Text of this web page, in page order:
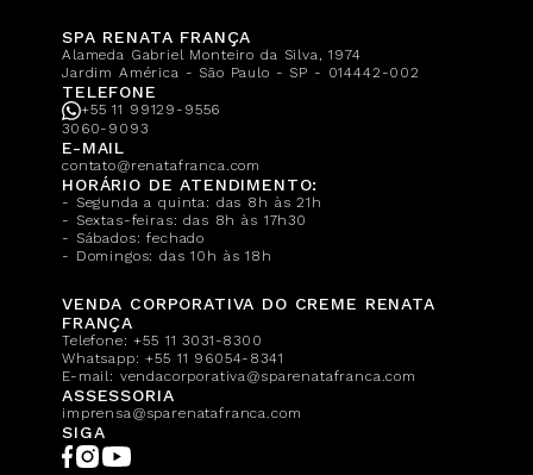
SPA RENATA FRANÇA
Alameda Gabriel Monteiro da Silva, 1974
Jardim América - São Paulo - SP - 014442-002
TELEFONE
+55 11 99129-9556
3060-9093
E-MAIL
contato@renatafranca.com
HORÁRIO DE ATENDIMENTO:
- Segunda a quinta: das 8h às 21h
- Sextas-feiras: das 8h às 17h30
- Sábados: fechado
- Domingos: das 10h às 18h
VENDA CORPORATIVA DO CREME RENATA
FRANÇA
Telefone:+55 11 3031-8300
Whatsapp:+55 11 96054-8341
E-mail: vendacorporativa@sparenatafranca.com
ASSESSORIA
imprensa@sparenatafranca.com
SIGA